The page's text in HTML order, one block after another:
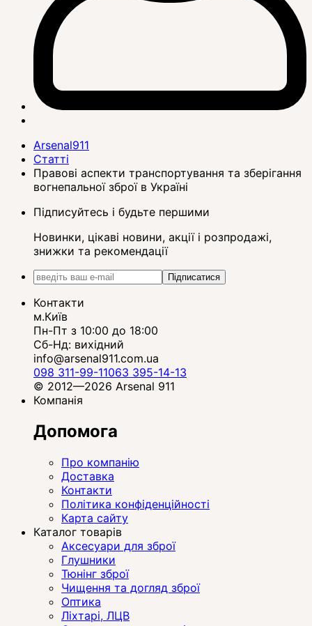
Arsenal911
Статті
Правові аспекти транспортування та зберігання
вогнепальної зброї в Україні
Підписуйтесь і будьте першими
Новинки, цікаві новини, акції і розпродажі,
знижки та рекомендації
Підписатися
Контакти
м.Київ
Пн-Пт з 10:00 до 18:00
Сб-Нд: вихідний
info@arsenal911.com.ua
098 311-99-11063 395-14-13
© 2012—2026 Arsenal 911
Компанія
Допомога
Про компанію
Доставка
Контакти
Політика конфіденційності
Карта сайту
Каталог товарів
Аксесуари для зброї
Глушники
Тюнінг зброї
Чищення та догляд зброї
Оптика
Ліхтарі, ЛЦВ